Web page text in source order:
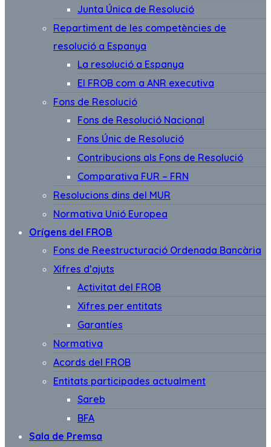
Junta Única de Resolució
Repartiment de les competències de
resolució a Espanya
La resolució a Espanya
El FROB com a ANR executiva
Fons de Resolució
Fons de Resolució Nacional
Fons Únic de Resolució
Contribucions als Fons de Resolució
Comparativa FUR – FRN
Resolucions dins del MUR
Normativa Unió Europea
Orígens del FROB
Fons de Reestructuració Ordenada Bancària
Xifres d’ajuts
Activitat del FROB
Xifres per entitats
Garantíes
Normativa
Acords del FROB
Entitats participades actualment
Sareb
BFA
Sala de Premsa